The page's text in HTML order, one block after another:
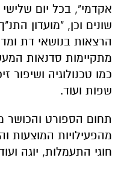
אקדמי", בכל יום
שונים וכן, "מועדון
הרצאות בנושאי דת
מתקיימות סדנאות
כמו טכנולוגיה ושיפור
שפות ועוד.
תחום הספורט והכושר
מהפעילויות המוצעות
חוגי התעמלות, יוגה